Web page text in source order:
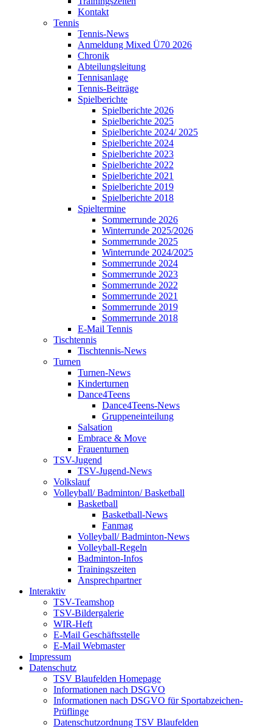
Kontakt
Tennis
Tennis-News
Anmeldung Mixed Ü70 2026
Chronik
Abteilungsleitung
Tennisanlage
Tennis-Beiträge
Spielberichte
Spielberichte 2026
Spielberichte 2025
Spielberichte 2024/ 2025
Spielberichte 2024
Spielberichte 2023
Spielberichte 2022
Spielberichte 2021
Spielberichte 2019
Spielberichte 2018
Spieltermine
Sommerrunde 2026
Winterrunde 2025/2026
Sommerrunde 2025
Winterrunde 2024/2025
Sommerrunde 2024
Sommerrunde 2023
Sommerrunde 2022
Sommerrunde 2021
Sommerrunde 2019
Sommerrunde 2018
E-Mail Tennis
Tischtennis
Tischtennis-News
Turnen
Turnen-News
Kinderturnen
Dance4Teens
Dance4Teens-News
Gruppeneinteilung
Salsation
Embrace & Move
Frauenturnen
TSV-Jugend
TSV-Jugend-News
Volkslauf
Volleyball/ Badminton/ Basketball
Basketball
Basketball-News
Fanmag
Volleyball/ Badminton-News
Volleyball-Regeln
Badminton-Infos
Trainingszeiten
Ansprechpartner
Interaktiv
TSV-Teamshop
TSV-Bildergalerie
WIR-Heft
E-Mail Geschäftsstelle
E-Mail Webmaster
Impressum
Datenschutz
TSV Blaufelden Homepage
Informationen nach DSGVO
Informationen nach DSGVO für Sportabzeichen-
Prüflinge
Datenschutzordnung TSV Blaufelden